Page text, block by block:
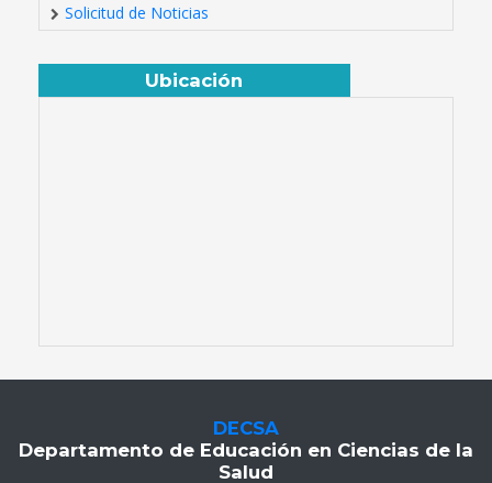
Solicitud de Noticias
Ubicación
DECSA
Departamento de Educación en Ciencias de la
Salud